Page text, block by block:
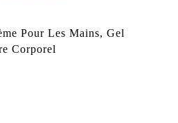
Pour Les Mains, Gel
Corporel